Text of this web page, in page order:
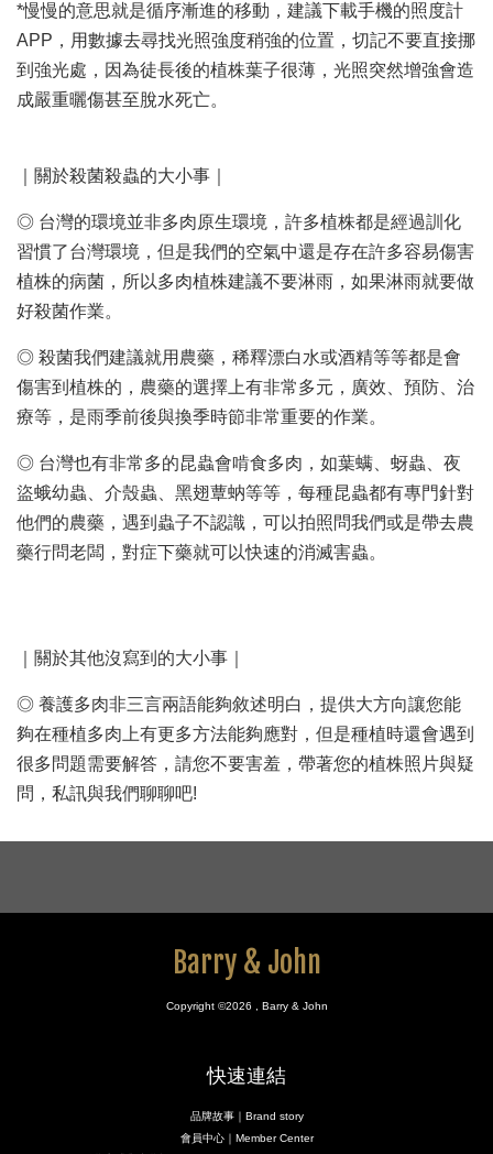
*慢慢的意思就是循序漸進的移動，建議下載手機的照度計
APP，用數據去尋找光照強度稍強的位置，切記不要直接挪
到強光處，因為徒長後的植株葉子很薄，光照突然增強會造
成嚴重曬傷甚至脫水死亡。
｜關於殺菌殺蟲的大小事｜
◎ 台灣的環境並非多肉原生環境，許多植株都是經過訓化
習慣了台灣環境，但是我們的空氣中還是存在許多容易傷害
植株的病菌，所以多肉植株建議不要淋雨，如果淋雨就要做
好殺菌作業。
◎ 殺菌我們建議就用農藥，稀釋漂白水或酒精等等都是會
傷害到植株的，農藥的選擇上有非常多元，廣效、預防、治
療等，是雨季前後與換季時節非常重要的作業。
◎ 台灣也有非常多的昆蟲會啃食多肉，如葉螨、蚜蟲、夜
盜蛾幼蟲、介殼蟲、黑翅蕈蚋等等，每種昆蟲都有專門針對
他們的農藥，遇到蟲子不認識，可以拍照問我們或是帶去農
藥行問老闆，對症下藥就可以快速的消滅害蟲。
｜關於其他沒寫到的大小事｜
◎ 養護多肉非三言兩語能夠敘述明白，提供大方向讓您能
夠在種植多肉上有更多方法能夠應對，但是種植時還會遇到
很多問題需要解答，請您不要害羞，帶著您的植株照片與疑
問，私訊與我們聊聊吧!
Barry & John
Copyright ©2026 , Barry & John
快速連結
品牌故事｜Brand story
會員中心｜Member Center